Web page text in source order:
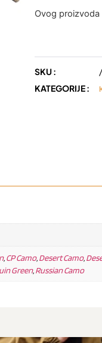
Ovog
SKU :
/
KATEGORIJE :
,CP Camo,Desert Camo,
Green,Russian Camo